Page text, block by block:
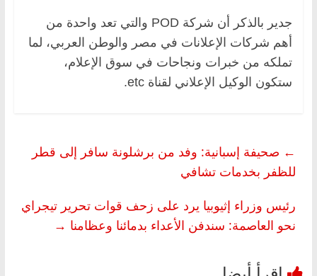
جدير بالذكر أن شركة POD والتي تعد واحدة من
أهم شركات الإعلانات في مصر والوطن العربي، لما
تملكه من خبرات ونجاحات في سوق الإعلام،
ستكون الوكيل الإعلاني لقناة etc.
← صحيفة إسبانية: وفد من برشلونة سافر إلى قطر
للظفر بخدمات تشافي
رئيس وزراء إثيوبيا يرد على زحف قوات تحرير تيجراي
نحو العاصمة: سندفن الأعداء بدمائنا وعظامنا →